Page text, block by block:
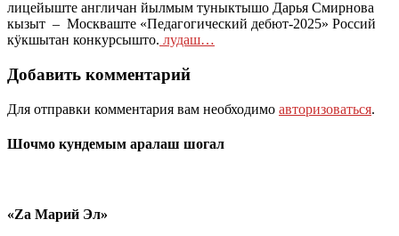
лицейыште англичан йылмым туныктышо Дарья Смирнова
кызыт – Москваште «Педагогический дебют-2025» Россий
кӱкшытан конкурсышто. лудаш…
Добавить комментарий
Для отправки комментария вам необходимо авторизоваться.
Шочмо кундемым аралаш шогал
«Zа Марий Эл»